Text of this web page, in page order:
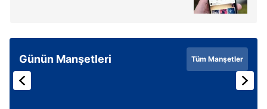
Günün Manşetleri Tüm Manşetler